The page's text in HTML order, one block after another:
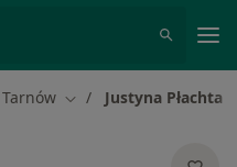
Tarnów Zmień miasto
Justyna Płachta